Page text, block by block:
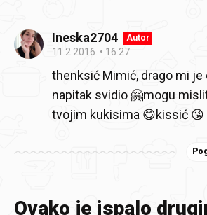
Ineska2704 Autor
11.2.2016. 16:27
thenksić Mimić, drago mi je
napitak svidio 🤗mogu
tvojim kukisima 😋kissić 😘
Ovako je ispalo